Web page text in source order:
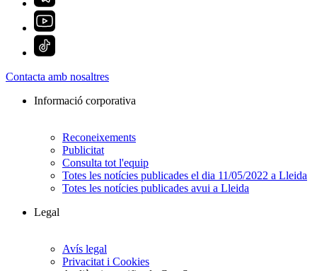
Contacta amb nosaltres
Informació corporativa
Reconeixements
Publicitat
Consulta tot l'equip
Totes les notícies publicades el dia 11/05/2022 a Lleida
Totes les notícies publicades avui a Lleida
Legal
Avís legal
Privacitat i Cookies